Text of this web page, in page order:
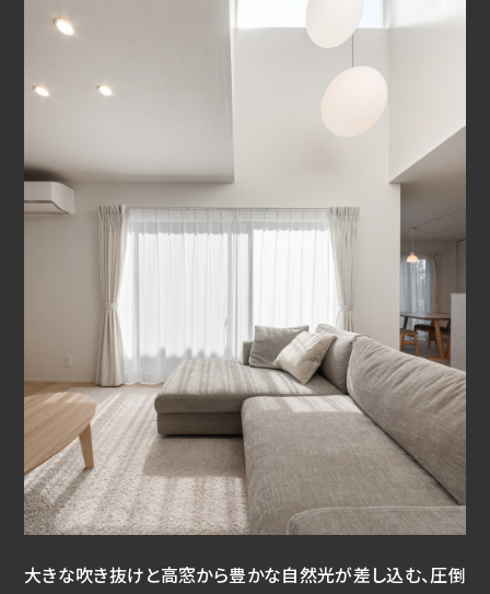
大きな吹き抜けと高窓から豊かな自然光が差し込む、圧倒